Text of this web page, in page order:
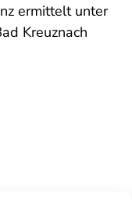
ermittelt unter
Kreuznach